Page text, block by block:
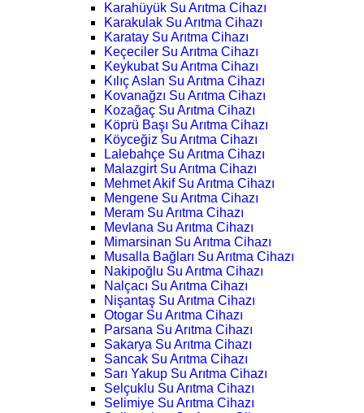
Karahüyük Su Arıtma Cihazı
Karakulak Su Arıtma Cihazı
Karatay Su Arıtma Cihazı
Keçeciler Su Arıtma Cihazı
Keykubat Su Arıtma Cihazı
Kılıç Aslan Su Arıtma Cihazı
Kovanağzı Su Arıtma Cihazı
Kozağaç Su Arıtma Cihazı
Köprü Başı Su Arıtma Cihazı
Köyceğiz Su Arıtma Cihazı
Lalebahçe Su Arıtma Cihazı
Malazgirt Su Arıtma Cihazı
Mehmet Akif Su Arıtma Cihazı
Mengene Su Arıtma Cihazı
Meram Su Arıtma Cihazı
Mevlana Su Arıtma Cihazı
Mimarsinan Su Arıtma Cihazı
Musalla Bağları Su Arıtma Cihazı
Nakipoğlu Su Arıtma Cihazı
Nalçacı Su Arıtma Cihazı
Nişantaş Su Arıtma Cihazı
Otogar Su Arıtma Cihazı
Parsana Su Arıtma Cihazı
Sakarya Su Arıtma Cihazı
Sancak Su Arıtma Cihazı
Sarı Yakup Su Arıtma Cihazı
Selçuklu Su Arıtma Cihazı
Selimiye Su Arıtma Cihazı